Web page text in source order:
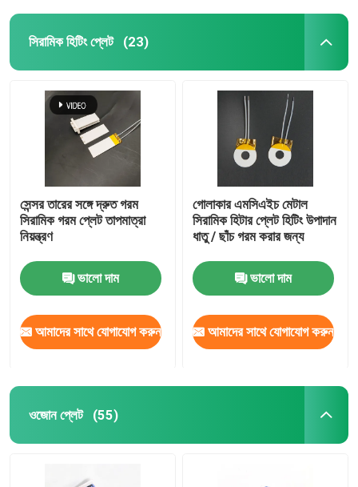
সিরামিক হিটিং প্লেট (23)
সেন্সর তারের সঙ্গে দ্রুত গরম
সিরামিক গরম প্লেট তাপমাত্রা
নিয়ন্ত্রণ
ভালো দাম
আমাদের সাথে যোগাযোগ করুন
গোলাকার এমসিএইচ মেটাল
সিরামিক হিটার প্লেট হিটিং উপাদান
ধাতু / ছাঁচ গরম করার জন্য
ভালো দাম
আমাদের সাথে যোগাযোগ করুন
ওজোন প্লেট (55)